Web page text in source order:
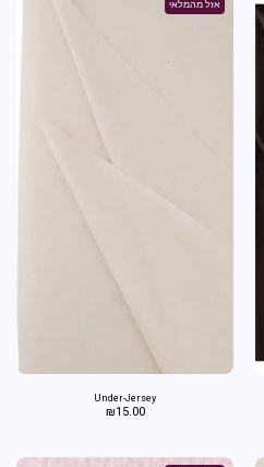
אזל מהמלאי
Under-Jersey
₪15.00